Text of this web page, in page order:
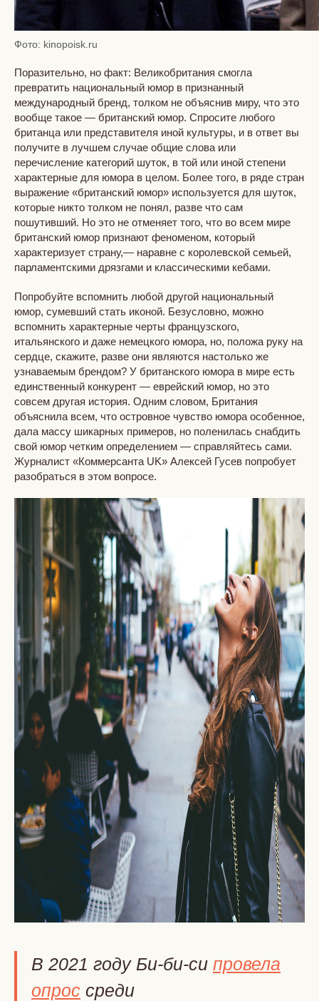
Фото: kinopoisk.ru
Поразительно, но факт: Великобритания смогла
превратить национальный юмор в признанный
международный бренд, толком не объяснив миру, что это
вообще такое — британский юмор. Спросите любого
британца или представителя иной культуры, и в ответ вы
получите в лучшем случае общие слова или
перечисление категорий шуток, в той или иной степени
характерные для юмора в целом. Более того, в ряде стран
выражение «британский юмор» используется для шуток,
которые никто толком не понял, разве что сам
пошутивший. Но это не отменяет того, что во всем мире
британский юмор признают феноменом, который
характеризует страну,— наравне с королевской семьей,
парламентскими дрязгами и классическими кебами.
Попробуйте вспомнить любой другой национальный
юмор, сумевший стать иконой. Безусловно, можно
вспомнить характерные черты французского,
итальянского и даже немецкого юмора, но, положа руку на
сердце, скажите, разве они являются настолько же
узнаваемым брендом? У британского юмора в мире есть
единственный конкурент — еврейский юмор, но это
совсем другая история. Одним словом, Британия
объяснила всем, что островное чувство юмора особенное,
дала массу шикарных примеров, но поленилась снабдить
свой юмор четким определением — справляйтесь сами.
Журналист «Коммерсанта UK» Алексей Гусев попробует
разобраться в этом вопросе.
В 2021 году Би-би-си провела
опрос среди